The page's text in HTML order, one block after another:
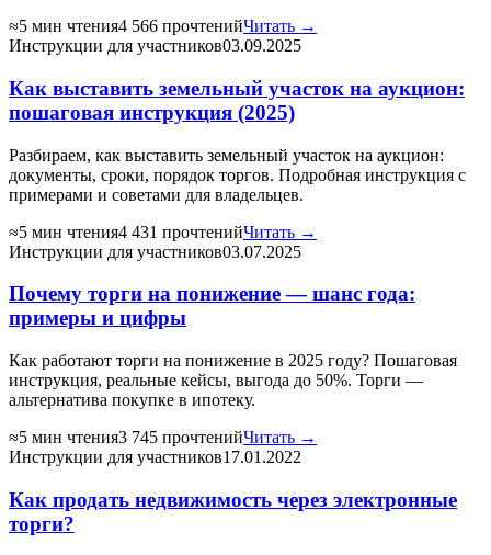
≈5 мин чтения4 566 прочтенийЧитать →
Инструкции для участников03.09.2025
Как выставить земельный участок на аукцион:
пошаговая инструкция (2025)
Разбираем, как выставить земельный участок на аукцион:
документы, сроки, порядок торгов. Подробная инструкция с
примерами и советами для владельцев.
≈5 мин чтения4 431 прочтенийЧитать →
Инструкции для участников03.07.2025
Почему торги на понижение — шанс года:
примеры и цифры
Как работают торги на понижение в 2025 году? Пошаговая
инструкция, реальные кейсы, выгода до 50%. Торги —
альтернатива покупке в ипотеку.
≈5 мин чтения3 745 прочтенийЧитать →
Инструкции для участников17.01.2022
Как продать недвижимость через электронные
торги?